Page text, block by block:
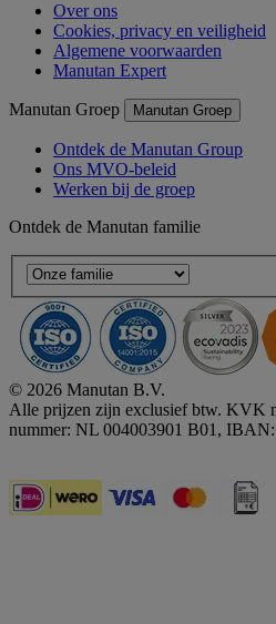
Over ons
Cookies, privacy en veiligheid
Algemene voorwaarden
Manutan Expert
Manutan Groep Manutan Groep
Ontdek de Manutan Group
Ons MVO-beleid
Werken bij de groep
Ontdek de Manutan familie
© 2026 Manutan B.V.
Alle prijzen zijn exclusief btw. KVK
nummer: NL 004003901 B01,